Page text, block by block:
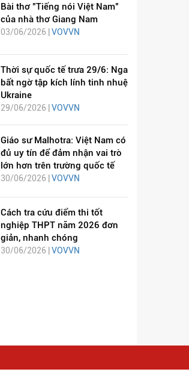
Bài thơ "Tiếng nói Việt Nam"
của nhà thơ Giang Nam
03/06/2026 | VOVVN
Thời sự quốc tế trưa 29/6: Nga
bất ngờ tập kích lính tinh nhuệ
Ukraine
29/06/2026 | VOVVN
Giáo sư Malhotra: Việt Nam có
đủ uy tín để đảm nhận vai trò
lớn hơn trên trường quốc tế
30/06/2026 | VOVVN
Cách tra cứu điểm thi tốt
nghiệp THPT năm 2026 đơn
giản, nhanh chóng
30/06/2026 | VOVVN